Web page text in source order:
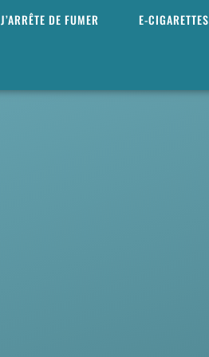
J’ARRÊTE DE FUMER E-CIGARETTES